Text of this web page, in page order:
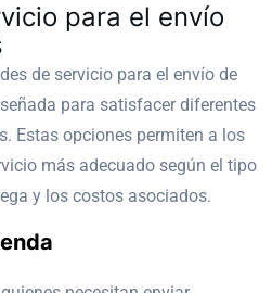
para el envío
de servicio para el envío de
para satisfacer diferentes
Estas opciones permiten a los
más adecuado según el tipo
y los costos asociados.